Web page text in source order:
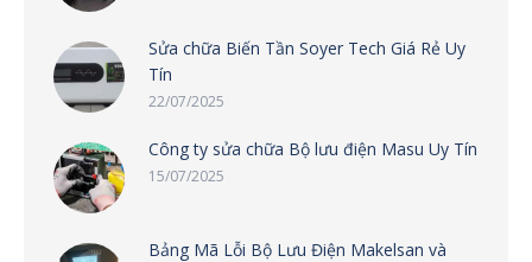
Sửa chữa Biến Tần Soyer Tech Giá Rẻ Uy
Tín
22/07/2025
Công ty sửa chữa Bộ lưu điện Masu Uy Tín
15/07/2025
Bảng Mã Lỗi Bộ Lưu Điện Makelsan và